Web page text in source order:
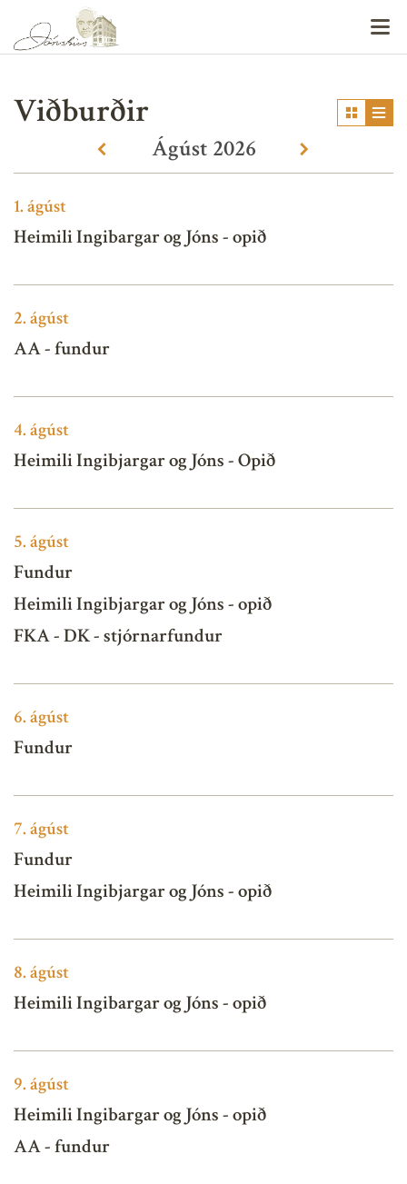
Viðburðir
Ágúst 2026
« »
1.ágúst
Heimili Ingibargar og Jóns - opið
2.ágúst
AA - fundur
4.ágúst
Heimili Ingibjargar og Jóns - Opið
5.ágúst
Fundur
Heimili Ingibjargar og Jóns - opið
FKA - DK - stjórnarfundur
6.ágúst
Fundur
7.ágúst
Fundur
Heimili Ingibjargar og Jóns - opið
8.ágúst
Heimili Ingibargar og Jóns - opið
9.ágúst
Heimili Ingibargar og Jóns - opið
AA - fundur